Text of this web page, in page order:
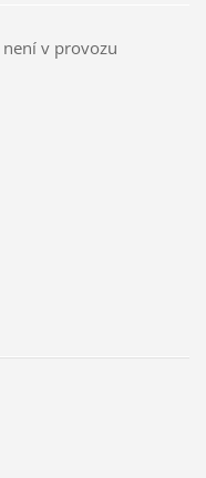
v provozu